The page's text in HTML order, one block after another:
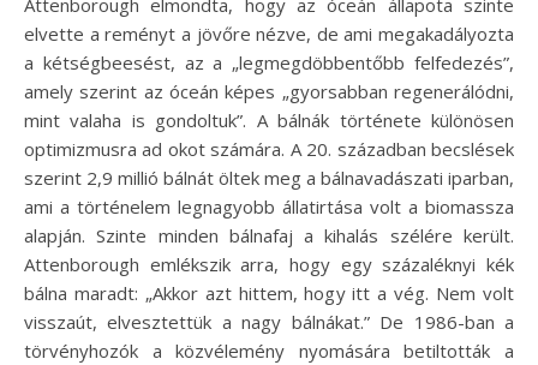
elvette a reményt a jövőre nézve, de ami megakadályozta
a kétségbeesést, az a „legmegdöbbentőbb felfedezés”,
amely szerint az óceán képes „gyorsabban regenerálódni,
mint valaha is gondoltuk”. A bálnák története különösen
optimizmusra ad okot számára. A 20. században becslések
szerint 2,9 millió bálnát öltek meg a bálnavadászati iparban,
ami a történelem legnagyobb állatirtása volt a biomassza
alapján. Szinte minden bálnafaj a kihalás szélére került.
Attenborough emlékszik arra, hogy egy százaléknyi kék
bálna maradt: „Akkor azt hittem, hogy itt a vég. Nem volt
visszaút, elvesztettük a nagy bálnákat.” De 1986-ban a
törvényhozók a közvélemény nyomására betiltották a